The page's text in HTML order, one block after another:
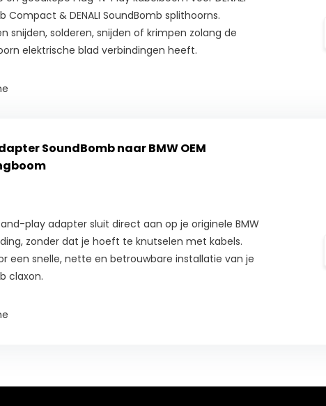
Compact & DENALI SoundBomb splithoorns.
snijden, solderen, snijden of krimpen zolang de
elektrische blad verbindingen heeft.
SoundBomb naar BMW OEM
play adapter sluit direct aan op je originele BMW
zonder dat je hoeft te knutselen met kabels.
een snelle, nette en betrouwbare installatie van je
claxon.